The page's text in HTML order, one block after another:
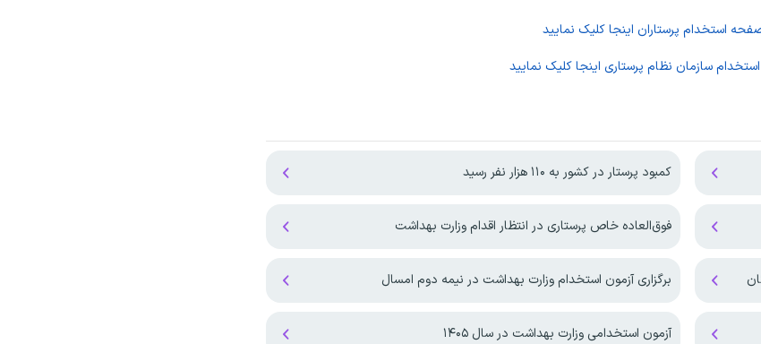
استخدام پرستاران اینجا کلیک نمایید
استخدام سازمان نظام پرستاری اینجا کلیک نمایید
کمبود پرستار در کشور به ۱۱۰ هزار نفر رسید
فوق‌العاده خاص پرستاری در انتظار اقدام وزارت بهداشت
برگزاری آزمون استخدام وزارت بهداشت در نیمه دوم امسال
آزمون استخدامی وزارت بهداشت در سال ۱۴۰۵